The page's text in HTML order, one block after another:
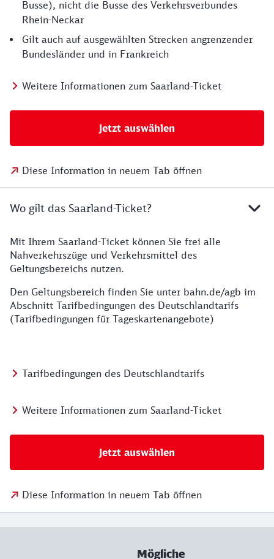
Busse), nicht die Busse des Verkehrsverbundes
Rhein-Neckar
Gilt auch auf ausgewählten Strecken angrenzender
Bundesländer und in Frankreich
Weitere Informationen zum Saarland-Ticket
Jetzt auswählen
Diese Information in neuem Tab öffnen
Wo gilt das Saarland-Ticket?
Mit Ihrem Saarland-Ticket können Sie frei alle
Nahverkehrszüge und Verkehrsmittel des
Geltungsbereichs nutzen.
Den Geltungsbereich finden Sie unter bahn.de/agb im
Abschnitt Tarifbedingungen des Deutschlandtarifs
(Tarifbedingungen für Tageskartenangebote)
Tarifbedingungen des Deutschlandtarifs
Weitere Informationen zum Saarland-Ticket
Jetzt auswählen
Diese Information in neuem Tab öffnen
Mögliche